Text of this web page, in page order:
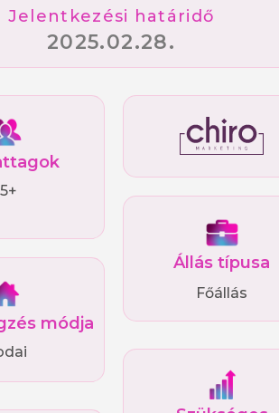
Jelentkezési határidő
2025.02.28.
módja
Állás típusa
Főállás